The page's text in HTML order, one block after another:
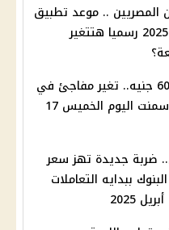
المصريين .. موعد تطبيق
التوقيت الصيفي 2025 رسميا هتتغير
زيادة تتخطى الـ600 جنيه.. تغير مفاجئ في
أسعار الحديد والأسمنت اليوم الخميس 17
ضربة جديدة تهز سعر
ببدايه التعاملات